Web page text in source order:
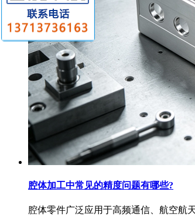
腔体加工中常见的精度问题有哪些?
腔体零件广泛应用于高频通信、航空航